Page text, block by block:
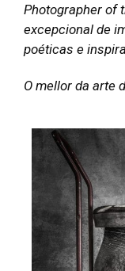
Photographer of
excepcional de
poéticas e
O mellor da arte